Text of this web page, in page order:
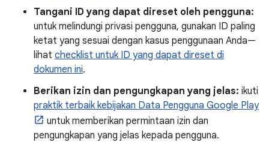
Tangani ID yang dapat direset oleh pengguna:
untuk melindungi privasi pengguna, gunakan ID paling
ketat yang sesuai dengan kasus penggunaan Anda—
lihat checklist untuk ID yang dapat direset di
dokumen ini.
Berikan izin dan pengungkapan yang jelas: ikuti
praktik terbaik kebijakan Data Pengguna Google Play
untuk memberikan permintaan izin dan
pengungkapan yang jelas kepada pengguna.